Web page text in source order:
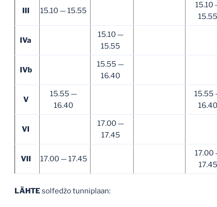
III 15.10 — 15.55
15.10
15.55
IVa
15.10 —
15.55
IVb
15.55 —
16.40
V
15.55 —
16.40
15.55
16.40
VI
17.00 —
17.45
VII 17.00 — 17.45
17.00
17.45
LÄHTEsolfedžo tunniplaan: